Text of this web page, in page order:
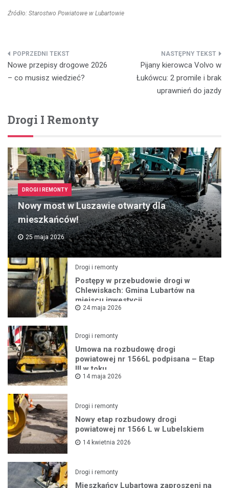
Źródło: Starostwo Powiatowe w Lubartowie
Nawigacja
wpisu
Nowe przepisy drogowe 2026
– co musisz wiedzieć?
Pijany kierowca Volvo w
Łukówcu: 2 promile i brak
uprawnień do jazdy
Drogi I Remonty
DROGI I REMONTY
Nowy most w Luszawie otwarty dla
mieszkańców!
25 maja 2026
Drogi i remonty
Postępy w przebudowie drogi w
Chlewiskach: Gmina Lubartów na
miejscu inwestycji
24 maja 2026
Drogi i remonty
Umowa na rozbudowę drogi
powiatowej nr 1566L podpisana – Etap
III w toku
14 maja 2026
Drogi i remonty
Nowy etap rozbudowy drogi
powiatowej nr 1566 L w Lubelskiem
14 kwietnia 2026
Drogi i remonty
Mieszkańcy Lubartowa zaproszeni na